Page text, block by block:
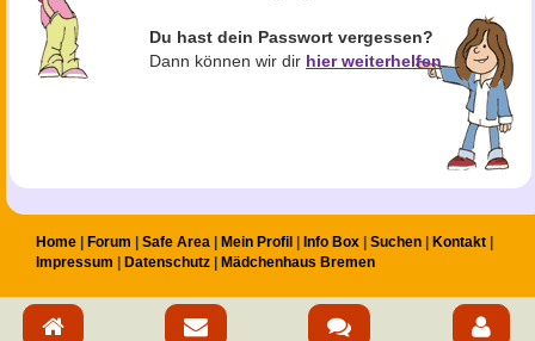
Du hast dein Passwort vergessen?
Dann können wir dir hier weiterhelfen.
Home Forum Safe Area Mein Profil Info Box Suchen
Kontakt
Impressum
Datenschutz Mädchenhaus Bremen